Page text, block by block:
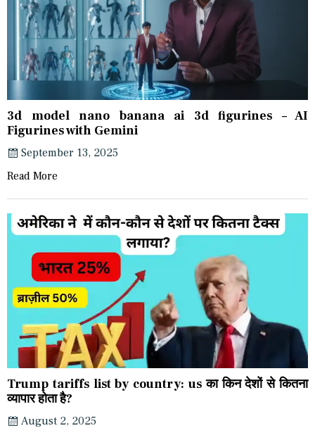
3d model nano banana ai 3d figurines – AI
Figurines with Gemini
September 13, 2025
Read More
Trump tariffs list by country: us का किन देशों से कितना
व्यापार होता है?
August 2, 2025